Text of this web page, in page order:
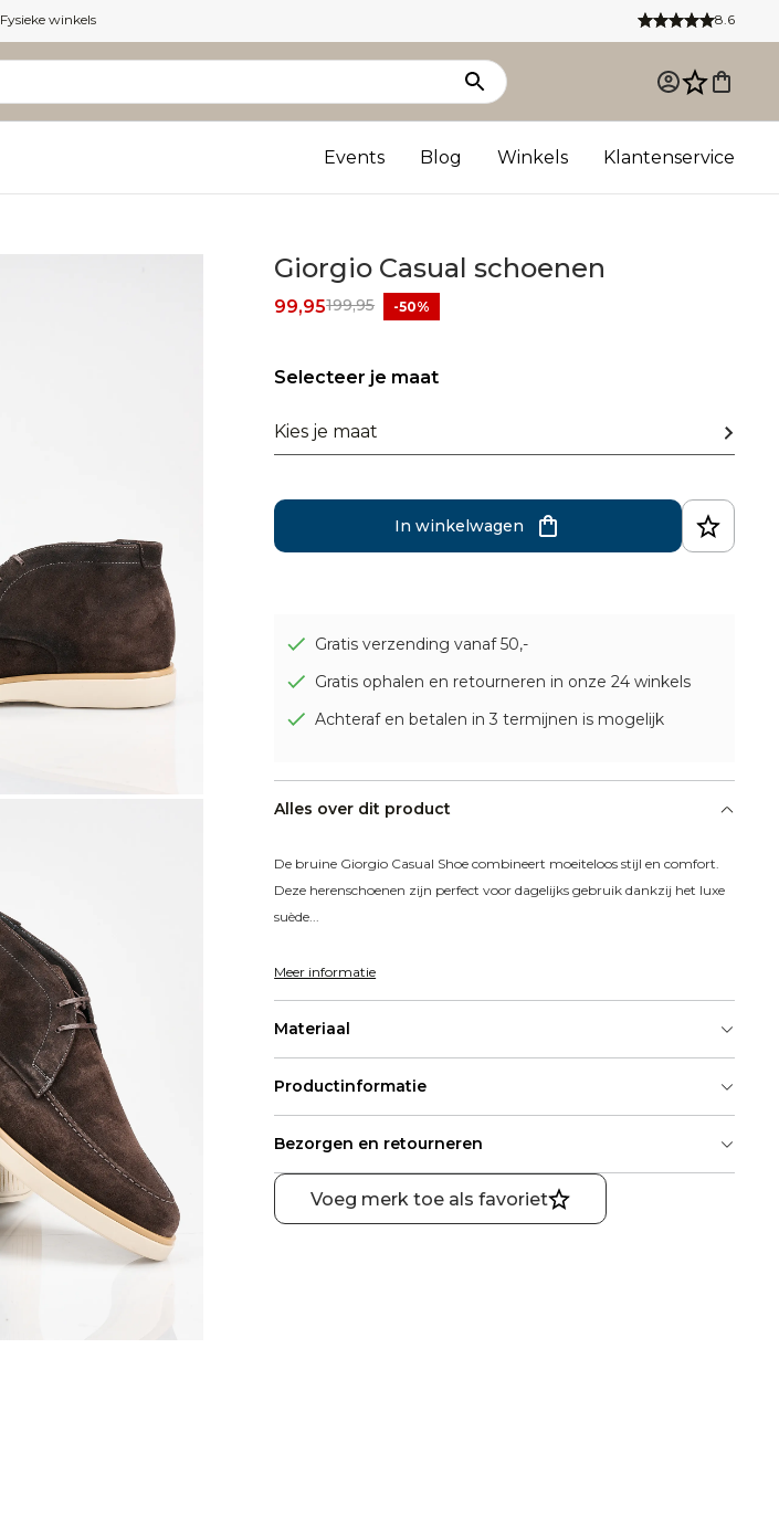
Fysieke winkels 8.6
Events Blog Winkels Klantenservice
Giorgio Casual schoenen
199,95
99,95 -50%
Selecteer je maat
Kies je maat
In winkelwagen
Gratis verzending vanaf 50,-
Gratis ophalen en retourneren in onze 24 winkels
Achteraf en betalen in 3 termijnen is mogelijk
Alles over dit product
De bruine Giorgio Casual Shoe combineert moeiteloos stijl en comfort.
Deze herenschoenen zijn perfect voor dagelijks gebruik dankzij het luxe
suède...
Meer informatie
Materiaal
Productinformatie
Bezorgen en retourneren
Voeg merk toe als favoriet